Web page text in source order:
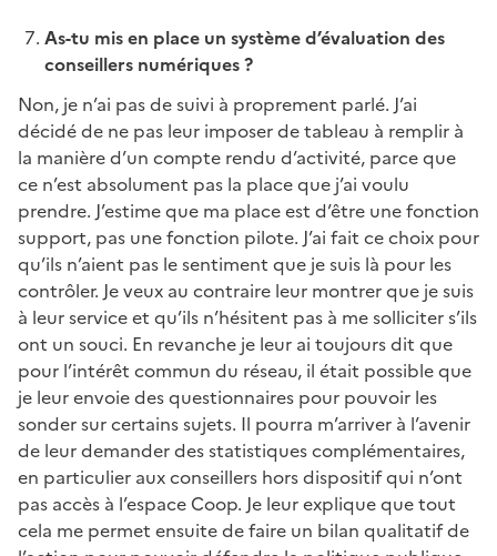
As-tu mis en place un système d’évaluation des
conseillers numériques ?
Non, je n’ai pas de suivi à proprement parlé. J’ai
décidé de ne pas leur imposer de tableau à remplir à
la manière d’un compte rendu d’activité, parce que
ce n’est absolument pas la place que j’ai voulu
prendre. J’estime que ma place est d’être une fonction
support, pas une fonction pilote. J’ai fait ce choix pour
qu’ils n’aient pas le sentiment que je suis là pour les
contrôler. Je veux au contraire leur montrer que je suis
à leur service et qu’ils n’hésitent pas à me solliciter s’ils
ont un souci. En revanche je leur ai toujours dit que
pour l’intérêt commun du réseau, il était possible que
je leur envoie des questionnaires pour pouvoir les
sonder sur certains sujets. Il pourra m’arriver à l’avenir
de leur demander des statistiques complémentaires,
en particulier aux conseillers hors dispositif qui n’ont
pas accès à l’espace Coop. Je leur explique que tout
cela me permet ensuite de faire un bilan qualitatif de